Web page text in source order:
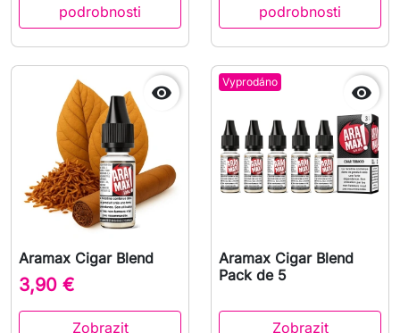
podrobnosti podrobnosti

Aramax Cigar Blend
3,90 €
Zobrazit
Vyprodáno

Aramax Cigar Blend
Pack de 5
Zobrazit